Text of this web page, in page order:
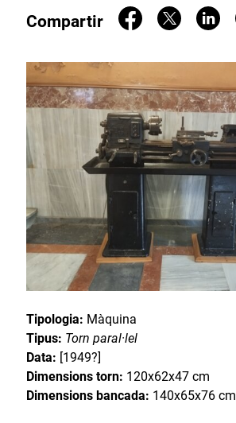
Compartir
Tipologia: Màquina
Tipus: Torn paral·lel
Data: [1949?]
Dimensions torn: 120x62x47 cm
Dimensions bancada: 140x65x76 cm